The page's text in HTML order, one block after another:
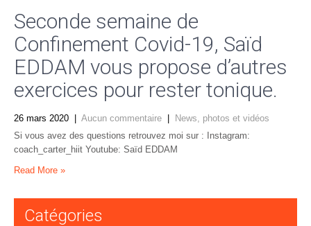
Seconde semaine de
Confinement Covid-19, Saïd
EDDAM vous propose d’autres
exercices pour rester tonique.
26 mars 2020 Aucun commentaire
News, photos et vidéos
Si vous avez des questions retrouvez moi sur : Instagram:
coach_carter_hiit Youtube: Saïd EDDAM
Read More »
Catégories